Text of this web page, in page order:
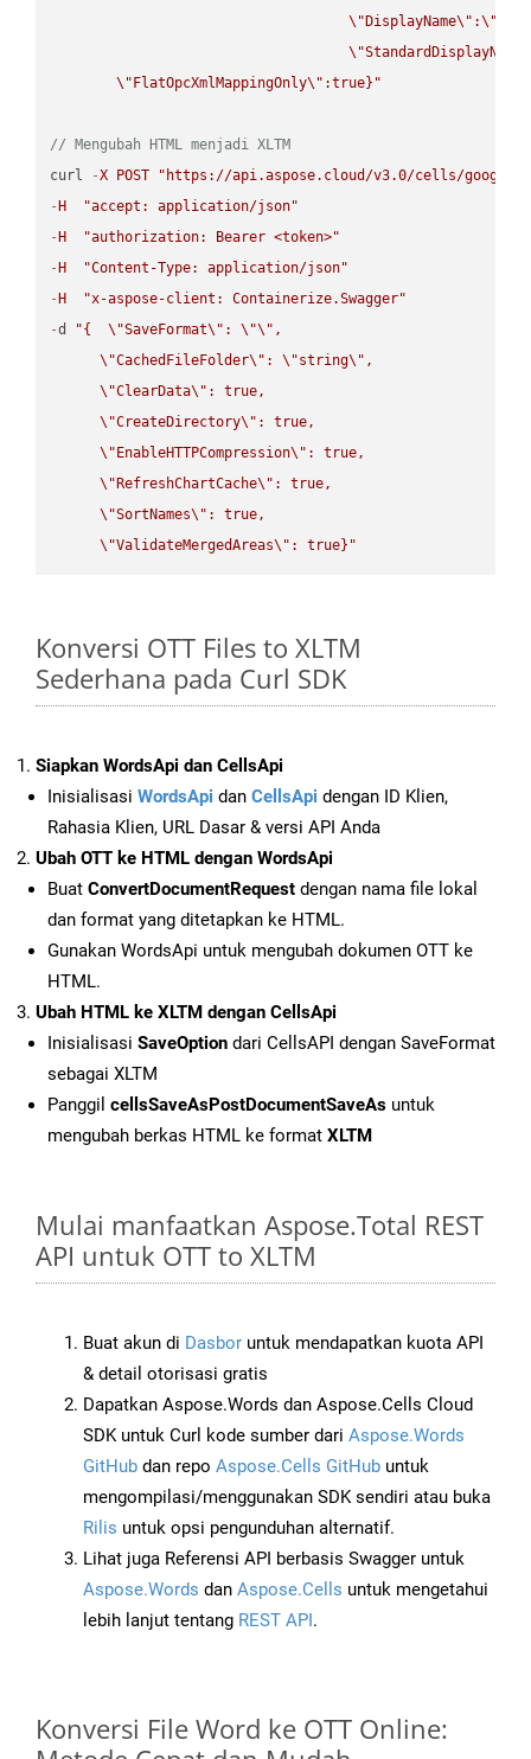
\" DisplayName\" :\"
\"StandardDisplayName
\" FlatOpcXmlMappingOnly\" :true}"
// Mengubah HTML menjadi XLTM
curl
-X POST
"https://api.aspose.cloud/v3.0/cells/
- H
"accept: application/json"
- H
"authorization: Bearer <token>"
- H
"Content-Type: application/json"
- H
"x-aspose-client: Containerize.Swagger"
-d "{ \"SaveFormat\" : \"\" ,
\"CachedFileFolder\" : \"string\" ,
\"ClearData\" : true,
\"CreateDirectory\" : true,
\" EnableHTTPCompression\" : true,
\" RefreshChartCache\" : true,
\"SortNames\" : true,
\"ValidateMergedAreas\" : true}"
Konversi OTT Files to XLTM
Sederhana pada Curl SDK
Siapkan WordsApi dan CellsApi
Inisialisasi WordsApi dan CellsApi dengan ID Klien,
Rahasia Klien, URL Dasar & versi API Anda
Ubah OTT ke HTML dengan WordsApi
Buat ConvertDocumentRequest dengan nama file lokal
dan format yang ditetapkan ke HTML.
Gunakan WordsApi untuk mengubah dokumen OTT ke
HTML.
Ubah HTML ke XLTM dengan CellsApi
Inisialisasi SaveOption dari CellsAPI dengan SaveFormat
sebagai XLTM
Panggil cellsSaveAsPostDocumentSaveAs untuk
mengubah berkas HTML ke format XLTM
Mulai manfaatkan Aspose.Total REST
API untuk OTT to XLTM
Buat akun di Dasbor untuk mendapatkan kuota API
& detail otorisasi gratis
Dapatkan Aspose.Words dan Aspose.Cells Cloud
SDK untuk Curl kode sumber dari Aspose.Words
GitHub dan repo Aspose.Cells GitHub untuk
mengompilasi/menggunakan SDK sendiri atau buka
Rilis untuk opsi pengunduhan alternatif.
Lihat juga Referensi API berbasis Swagger untuk
Aspose.Words dan Aspose.Cells untuk mengetahui
lebih lanjut tentang REST API.
Konversi File Word ke OTT Online: